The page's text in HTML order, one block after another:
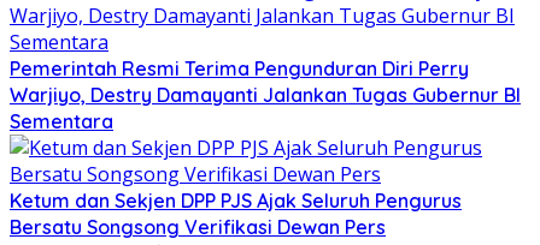
Pemerintah Resmi Terima Pengunduran Diri Perry
Warjiyo, Destry Damayanti Jalankan Tugas Gubernur BI
Sementara
Ketum dan Sekjen DPP PJS Ajak Seluruh Pengurus
Bersatu Songsong Verifikasi Dewan Pers